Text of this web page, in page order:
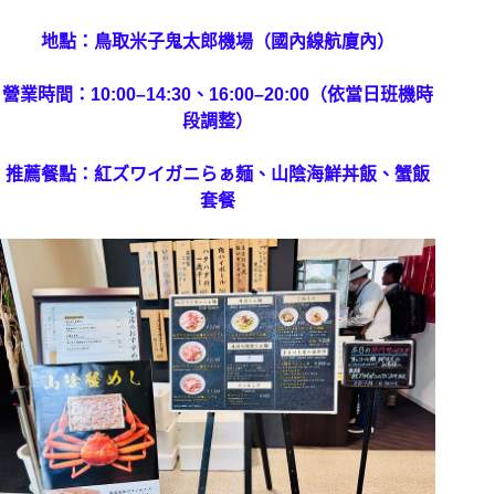
地點：鳥取米子鬼太郎機場（國內線航廈內）
營業時間：10:00–14:30、16:00–20:00（依當日班機時
段調整）
推薦餐點：紅ズワイガニらぁ麺、山陰海鮮丼飯、蟹飯
套餐